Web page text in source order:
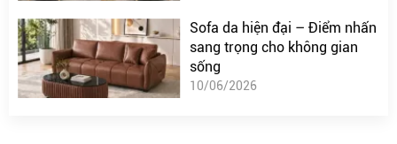
Sofa da hiện đại – Điểm nhấn
sang trọng cho không gian
sống
10/06/2026